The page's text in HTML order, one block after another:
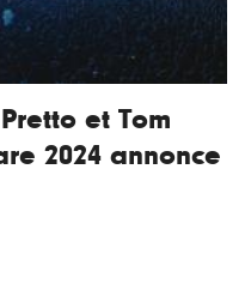
et Tom
2024 annonce